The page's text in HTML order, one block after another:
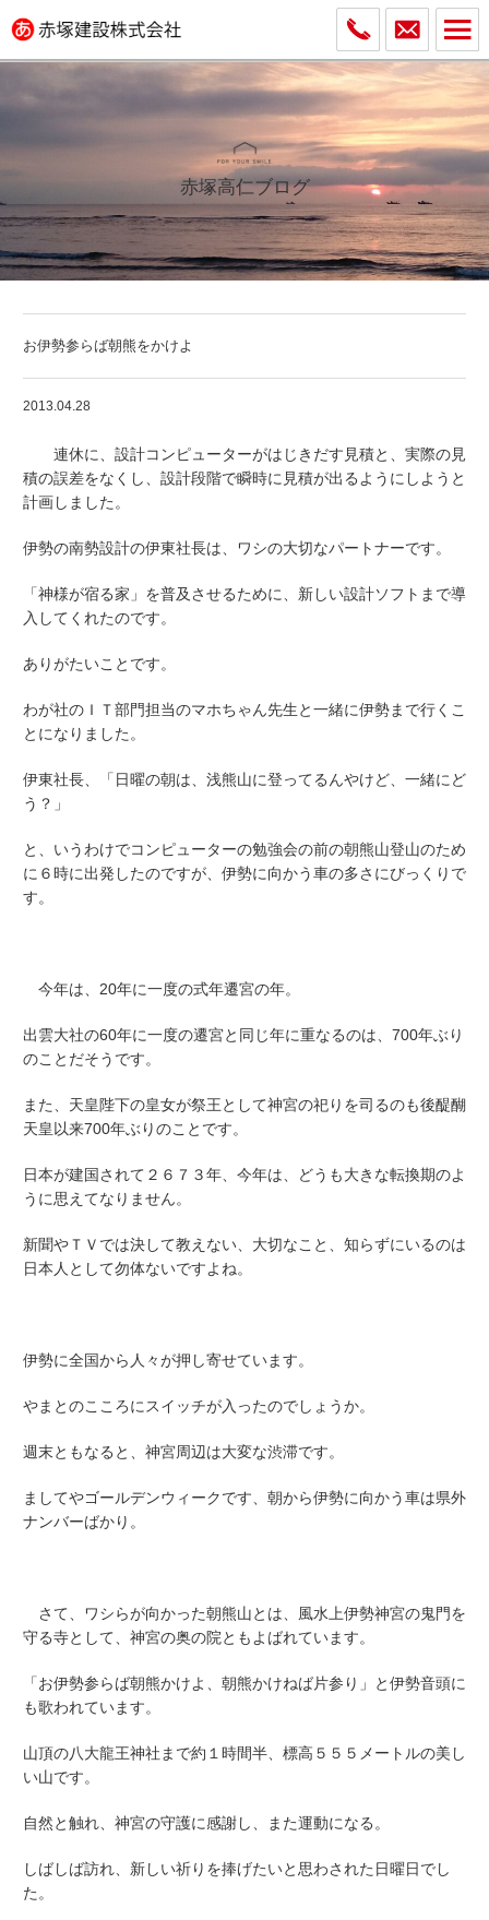
赤塚高仁ブログ
お伊勢参らば朝熊をかけよ
2013.04.28
連休に、設計コンピューターがはじきだす見積と、実際の見
積の誤差をなくし、設計段階で瞬時に見積が出るようにしようと
計画しました。
伊勢の南勢設計の伊東社長は、ワシの大切なパートナーです。
「神様が宿る家」を普及させるために、新しい設計ソフトまで導
入してくれたのです。
ありがたいことです。
わが社のＩＴ部門担当のマホちゃん先生と一緒に伊勢まで行くこ
とになりました。
伊東社長、「日曜の朝は、浅熊山に登ってるんやけど、一緒にど
う？」
と、いうわけでコンピューターの勉強会の前の朝熊山登山のため
に６時に出発したのですが、伊勢に向かう車の多さにびっくりで
す。
今年は、20年に一度の式年遷宮の年。
出雲大社の60年に一度の遷宮と同じ年に重なるのは、700年ぶり
のことだそうです。
また、天皇陛下の皇女が祭王として神宮の祀りを司るのも後醍醐
天皇以来700年ぶりのことです。
日本が建国されて２６７３年、今年は、どうも大きな転換期のよ
うに思えてなりません。
新聞やＴＶでは決して教えない、大切なこと、知らずにいるのは
日本人として勿体ないですよね。
伊勢に全国から人々が押し寄せています。
やまとのこころにスイッチが入ったのでしょうか。
週末ともなると、神宮周辺は大変な渋滞です。
ましてやゴールデンウィークです、朝から伊勢に向かう車は県外
ナンバーばかり。
さて、ワシらが向かった朝熊山とは、風水上伊勢神宮の鬼門を
守る寺として、神宮の奥の院ともよばれています。
「お伊勢参らば朝熊かけよ、朝熊かけねば片参り」と伊勢音頭に
も歌われています。
山頂の八大龍王神社まで約１時間半、標高５５５メートルの美し
い山です。
自然と触れ、神宮の守護に感謝し、また運動になる。
しばしば訪れ、新しい祈りを捧げたいと思わされた日曜日でし
た。